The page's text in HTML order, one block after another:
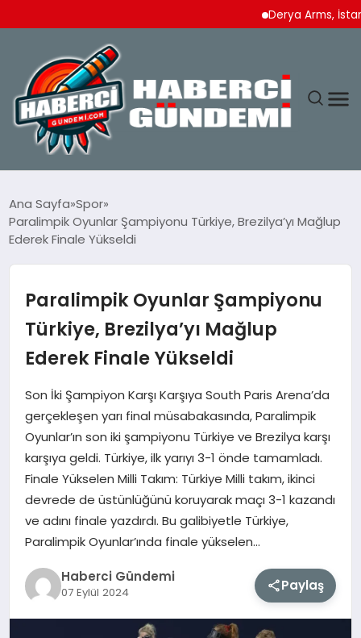
Derya Arms,
YAŞAM
DÜNYA
MAGAZIN
EĞITIM
SAĞLIK
TEKNOLOJI
Ana Sayfa Spor
Paralimpik Oyunlar Şampiyonu Türkiye, Brezilya’yı Mağlup
Ederek Finale Yükseldi
Paralimpik Oyunlar Şampiyonu
Türkiye, Brezilya’yı Mağlup
Ederek Finale Yükseldi
Son İki Şampiyon Karşı Karşıya South Paris Arena’da
gerçekleşen yarı final müsabakasında, Paralimpik
Oyunlar’ın son iki şampiyonu Türkiye ve Brezilya karşı
karşıya geldi. Türkiye, ilk yarıyı 3-1 önde tamamladı.
Finale Yükselen Milli Takım: Türkiye Milli takım, ikinci
devrede de üstünlüğünü koruyarak maçı 3-1 kazandı
ve adını finale yazdırdı. Bu galibiyetle Türkiye,
Paralimpik Oyunlar’ında finale yükselen…
Haberci Gündemi
07 Eylül 2024 Paylaş